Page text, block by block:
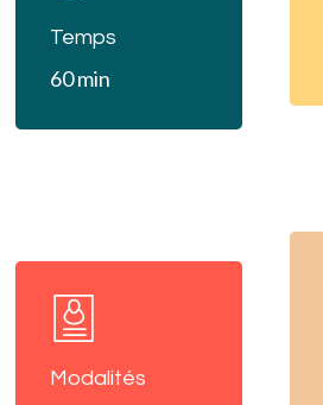
Temps
60 min
Modalités